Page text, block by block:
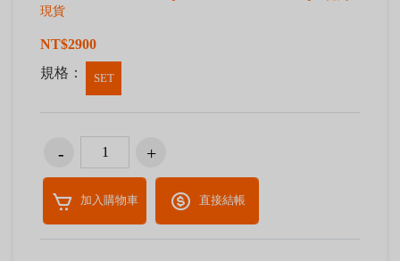
現貨
NT$2900
規格：
SET
加入購物車 直接結帳